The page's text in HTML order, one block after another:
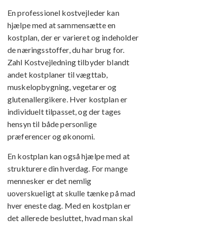
En professionel kostvejleder kan
hjælpe med at sammensætte en
kostplan, der er varieret og indeholder
de næringsstoffer, du har brug for.
Zahl Kostvejledning tilbyder blandt
andet kostplaner til vægttab,
muskelopbygning, vegetarer og
glutenallergikere. Hver kostplan er
individuelt tilpasset, og der tages
hensyn til både personlige
præferencer og økonomi.
En kostplan kan også hjælpe med at
strukturere din hverdag. For mange
mennesker er det nemlig
uoverskueligt at skulle tænke på mad
hver eneste dag. Med en kostplan er
det allerede besluttet, hvad man skal